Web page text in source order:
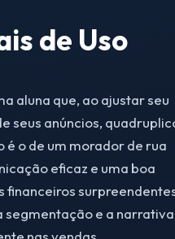
de Uso
aluna que, ao ajustar seu
seus anúncios,
o de um morador de rua
eficaz e uma boa
financeiros
segmentação e a narrativa